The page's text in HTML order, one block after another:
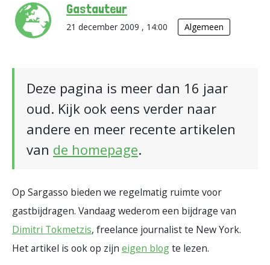
Gastauteur
21 december 2009 , 14:00 Algemeen
Deze pagina is meer dan 16 jaar
oud. Kijk ook eens verder naar
andere en meer recente artikelen
van de homepage.
Op Sargasso bieden we regelmatig ruimte voor
gastbijdragen. Vandaag wederom een bijdrage van
Dimitri Tokmetzis, freelance journalist te New York.
Het artikel is ook op zijn eigen blogte lezen.